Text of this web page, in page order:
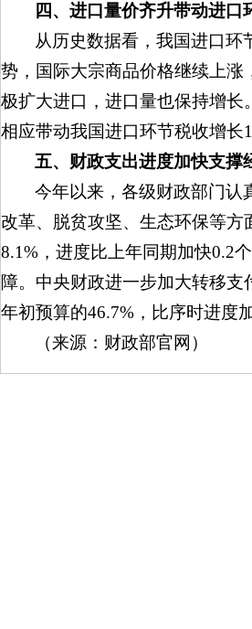
四、进口量价齐升带动进口
从历史数据看，我国进口
势，国际大宗商品价格继续上涨
极扩大进口，进口量也保持增长
相应带动我国进口环节税收增长
五、财政支出进度加快支撑
今年以来，各级财政部门认
改革、脱贫攻坚、生态环保等方
8.1%，进度比上年同期加快0.2
障。中央财政进一步加大转移
年初预算的46.7%，比序时进度
（来源：财政部官网）